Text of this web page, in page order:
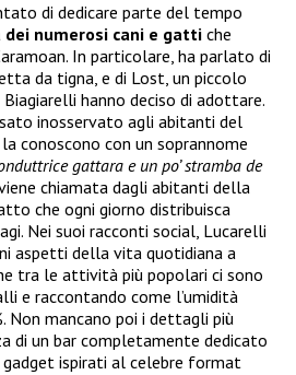
di dedicare parte del tempo
dei numerosi cani e gatti che
In particolare, ha parlato di
da tigna, e di Lost, un piccolo
hanno deciso di adottare.
inosservato agli abitanti del
conoscono con un soprannome
gattara e un po’ stramba de
chiamata dagli abitanti della
che ogni giorno distribuisca
Nei suoi racconti social, Lucarelli
aspetti della vita quotidiana a
tra le attività più popolari ci sono
e raccontando come l’umidità
Non mancano poi i dettagli più
di un bar completamente dedicato
ispirati al celebre format